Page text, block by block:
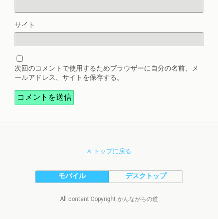
サイト
次回のコメントで使用するためブラウザーに自分の名前、メ
ールアドレス、サイトを保存する。
トップに戻る
モバイル デスクトップ
All content Copyright かんながらの道